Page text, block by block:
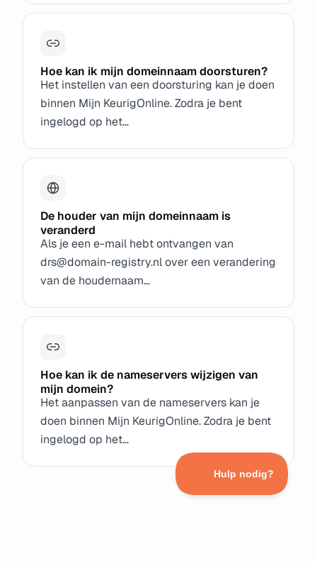
Hoe kan ik mijn domeinnaam doorsturen?
Het instellen van een doorsturing kan je doen
binnen Mijn KeurigOnline. Zodra je bent
ingelogd op het…
De houder van mijn domeinnaam is
veranderd
Als je een e-mail hebt ontvangen van
drs@domain-registry.nl over een verandering
van de houdernaam…
Hoe kan ik de nameservers wijzigen van
mijn domein?
Het aanpassen van de nameservers kan je
doen binnen Mijn KeurigOnline. Zodra je bent
ingelogd op het…